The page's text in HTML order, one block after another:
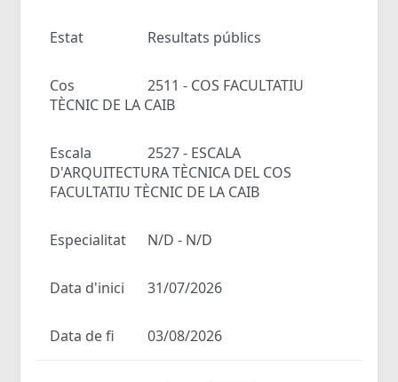
Estat Resultats públics
Cos
2511 - COS FACULTATIU
TÈCNIC DE LA CAIB
Escala
2527 - ESCALA
D'ARQUITECTURA TÈCNICA DEL COS
FACULTATIU TÈCNIC DE LA CAIB
Especialitat N/D - N/D
Data d'inici 31/07/2026
Data de fi 03/08/2026